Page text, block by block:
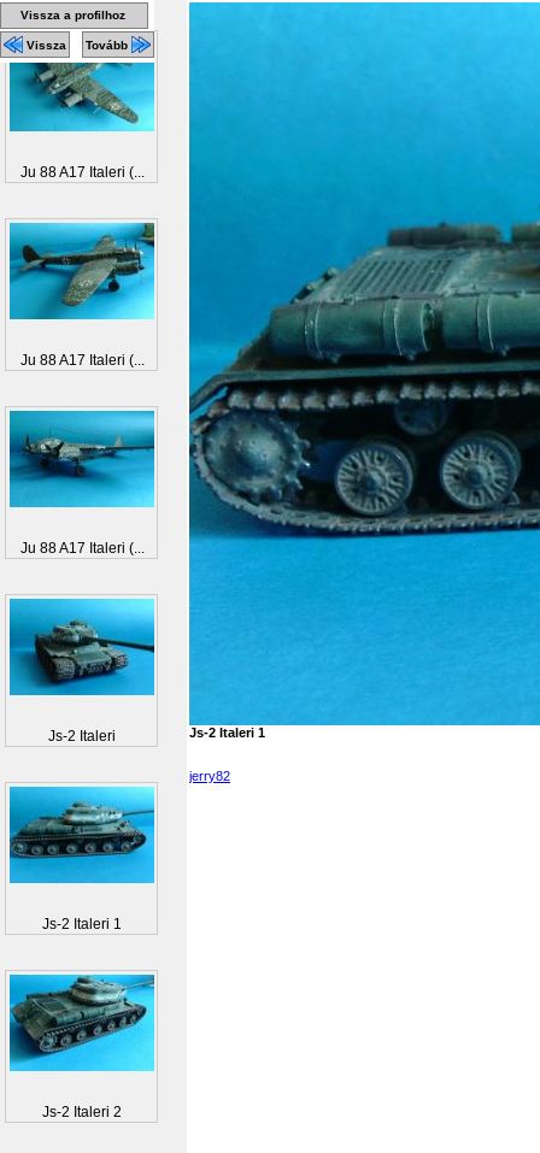
Js-2 Italeri 1
jerry82
Vissza a profilhoz
Vissza Tovább
Ju 88 A17 Italeri (...
Ju 88 A17 Italeri (...
Ju 88 A17 Italeri (...
Js-2 Italeri
Js-2 Italeri 1
Js-2 Italeri 2